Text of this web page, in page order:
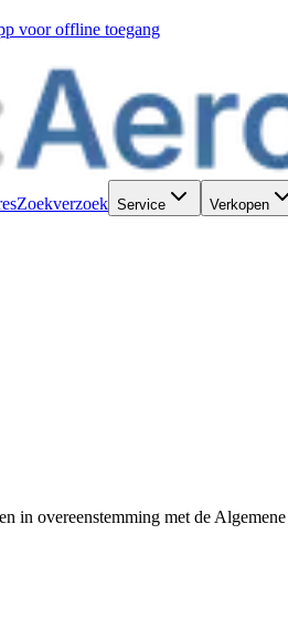
voor offline toegang
Zoekverzoek Service Verkopen
overeenstemming met de